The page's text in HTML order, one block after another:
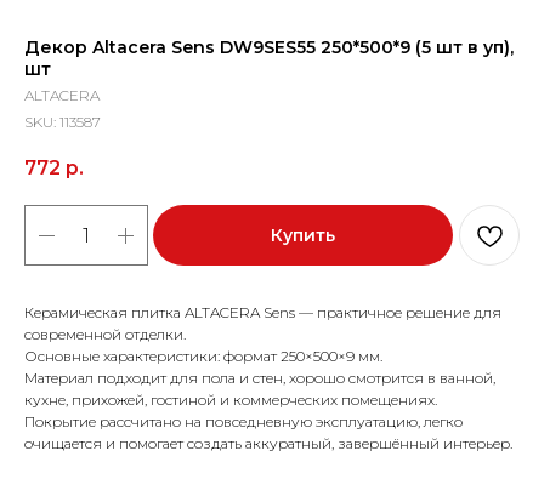
Декор Altacera Sens DW9SES55 250*500*9 (5 шт в уп),
шт
ALTACERA
SKU: 113587
772 р.
Купить
Керамическая плитка ALTACERA Sens — практичное решение для
современной отделки.
Основные характеристики: формат 250×500×9 мм.
Материал подходит для пола и стен, хорошо смотрится в ванной,
кухне, прихожей, гостиной и коммерческих помещениях.
Покрытие рассчитано на повседневную эксплуатацию, легко
очищается и помогает создать аккуратный, завершённый интерьер.